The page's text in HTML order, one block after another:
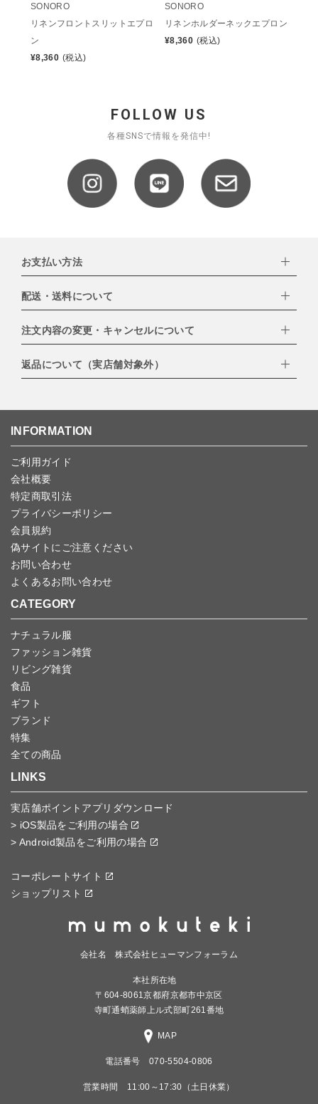
SONORO
リネンフロントスリットエプロ
ン
¥8,360 (税込)
SONORO
リネンホルダーネックエプロン
¥8,360 (税込)
FOLLOW US
各種SNSで情報を発信中!
お支払い方法
下記お支払い方法よりお選びいただけます。
・クレジットカード（VISA,mastercard,JCB,AMERICAN
EXPRESS,Diners Club）
・PayPay
・NP後払い
配送・送料について
配達業者：日本郵便
北海道：1,400円
沖縄：1,400円
注文内容の変更・キャンセルについて
ご注文日当日から翌日のAM9:00までにご連絡頂いた場合はキャン
セルは可能です。
ンセルしていただいた後、ご希望の商品のみ再度ご注文お願いしま
予約商品など一部キャンセルが出来ない場合がございます。あらか
じめご了承ください。
返品について（実店舗対象外）
こちらよりご依頼ください。
INFORMATION
ご利用ガイド
会社概要
特定商取引法
プライバシーポリシー
会員規約
偽サイトにご注意ください
お問い合わせ
よくあるお問い合わせ
CATEGORY
ナチュラル服
ファッション雑貨
リビング雑貨
食品
ギフト
ブランド
特集
全ての商品
LINKS
実店舗ポイントアプリダウンロード
> iOS製品をご利用の場合
> Android製品をご利用の場合
コーポレートサイト
ショップリスト
会社名 株式会社ヒューマンフォーラム
本社所在地
〒604-8061京都府京都市中京区
寺町通蛸薬師上ル式部町261番地
MAP
電話番号 070-5504-0806
営業時間 11:00～17:30（土日休業）